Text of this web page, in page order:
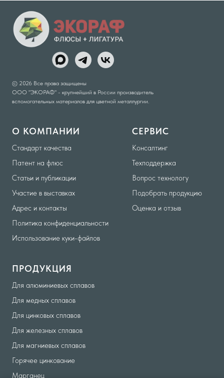
О КОМПАНИИ
Стандарт качества
Патент на флюс
Статьи и публикации
Участие в выставках
Адрес и контакты
Политика конфиденциальности
Использование куки-файлов
СЕРВИС
Консалтинг
Техподдержка
Вопрос технологу
Подобрать продукцию
Оценка и отзыв
ПРОДУКЦИЯ
Для алюминиевых сплавов
Для медных сплавов
Для цинковых сплавов
Для железных сплавов
Для магниевых сплавов
Горячее цинкование
Марганец
© 2026 Все права защищены
ООО "ЭКОРАФ" - крупнейший в России производитель
вспомогательных материалов для цветной металлургии.